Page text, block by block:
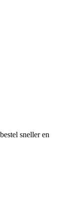
sneller en